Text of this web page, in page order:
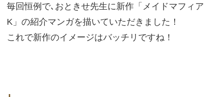
毎回恒例で､おときせ先生に新作「メイドマフィア
K」の紹介マンガを描いていただきました！
これで新作のイメージはバッチリですね！